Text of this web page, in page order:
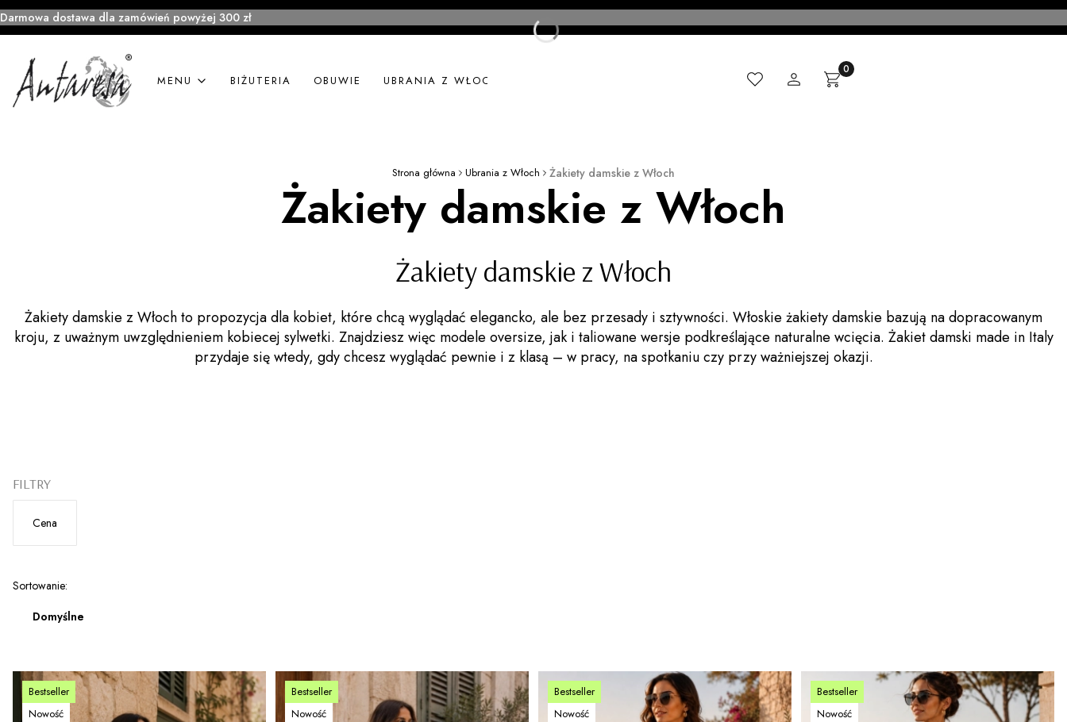
Darmowa dostawa dla zamówień powyżej 300 zł
MENU BIŻUTERIA OBUWIE UBRANIA Z WŁOCH MADE IN ITALY
UlubioneZaloguj sięProdukty w koszyku: 0. Zobacz szczegóły
Koszyk
Strona główna Ubrania z Włoch Żakiety damskie z Włoch
Żakiety damskie z Włoch
Żakiety damskie z Włoch
Żakiety damskie z Włoch to propozycja dla kobiet, które chcą wyglądać elegancko, ale bez przesady i sztywności. Włoskie żakiety damskie bazują na dopracowanym
kroju, z uważnym uwzględnieniem kobiecej sylwetki. Znajdziesz więc modele oversize, jak i taliowane wersje podkreślające naturalne wcięcia. Żakiet damski made in Italy
przydaje się wtedy, gdy chcesz wyglądać pewnie i z klasą – w pracy, na spotkaniu czy przy ważniejszej okazji.
FILTRY
Cena
Lista produktów
Sortowanie:
Domyślne
Bestseller
Nowość
Bestseller
Nowość
Bestseller
Nowość
Bestseller
Nowość